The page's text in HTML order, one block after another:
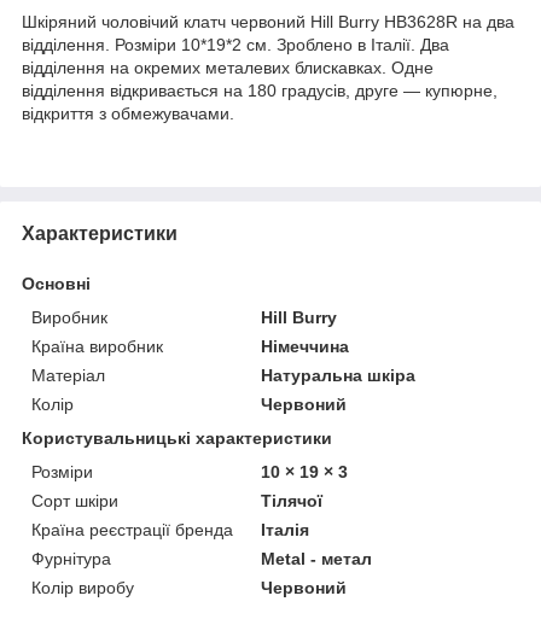
Шкіряний чоловічий клатч червоний Hill Burry HB3628R на два
відділення. Розміри 10*19*2 см. Зроблено в Італії. Два
відділення на окремих металевих блискавках. Одне
відділення відкривається на 180 градусів, друге — купюрне,
відкриття з обмежувачами.
Характеристики
Основні
Виробник
Hill Burry
Країна виробник
Німеччина
Матеріал
Натуральна шкіра
Колір
Червоний
Користувальницькі характеристики
Розміри
10 × 19 × 3
Сорт шкіри
Тілячої
Країна реєстрації бренда
Італія
Фурнітура
Metal - метал
Колір виробу
Червоний